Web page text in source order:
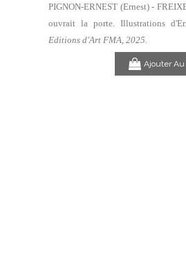
PIGNON-ERNEST (Ernest) -
ouvrait la porte. Illustrations
Editions d'Art FMA, 2025.
Ajouter Au